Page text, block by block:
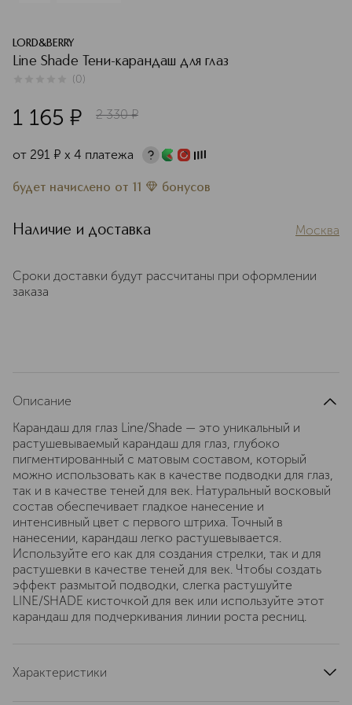
LORD&BERRY
Line Shade Тени-карандаш для глаз
(0)
1 165 ¤ 2 330 ¤
от 291 ¤ х 4 платежа
будет начислено от 11 бонусов
Наличие и доставка Москва
Сроки доставки будут рассчитаны при оформлении
заказа
Описание
Карандаш для глаз Line/Shade — это уникальный и
растушевываемый карандаш для глаз, глубоко
пигментированный с матовым составом, который
можно использовать как в качестве подводки для глаз,
так и в качестве теней для век. Натуральный восковый
состав обеспечивает гладкое нанесение и
интенсивный цвет с первого штриха. Точный в
нанесении, карандаш легко растушевывается.
Используйте его как для создания стрелки, так и для
растушевки в качестве теней для век. Чтобы создать
эффект размытой подводки, слегка растушуйте
LINE/SHADE кисточкой для век или используйте этот
карандаш для подчеркивания линии роста ресниц.
Характеристики